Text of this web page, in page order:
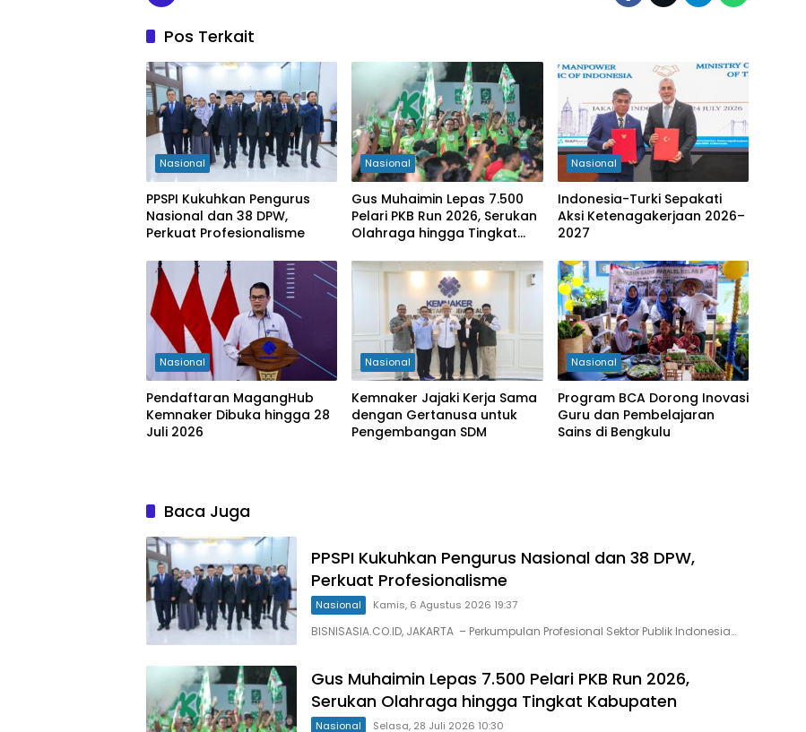
Pos Terkait
Nasional
PPSPI Kukuhkan Pengurus
Nasional dan 38 DPW,
Perkuat Profesionalisme
Nasional
Gus Muhaimin Lepas 7.500
Pelari PKB Run 2026, Serukan
Olahraga hingga Tingkat
Nasional
Indonesia-Turki Sepakati
Aksi Ketenagakerjaan 2026–
2027
Nasional
Pendaftaran MagangHub
Kemnaker Dibuka hingga 28
Juli 2026
Nasional
Kemnaker Jajaki Kerja Sama
dengan Gertanusa untuk
Pengembangan SDM
Nasional
Program BCA Dorong Inovasi
Guru dan Pembelajaran
Sains di Bengkulu
Baca Juga
PPSPI Kukuhkan Pengurus Nasional dan 38 DPW,
Perkuat Profesionalisme
Nasional Kamis, 6 Agustus 2026 19:37
BISNISASIA.CO.ID, JAKARTA – Perkumpulan Profesional Sektor Publik Indonesia…
Gus Muhaimin Lepas 7.500 Pelari PKB Run 2026,
Serukan Olahraga hingga Tingkat Kabupaten
Nasional Selasa, 28 Juli 2026 10:30